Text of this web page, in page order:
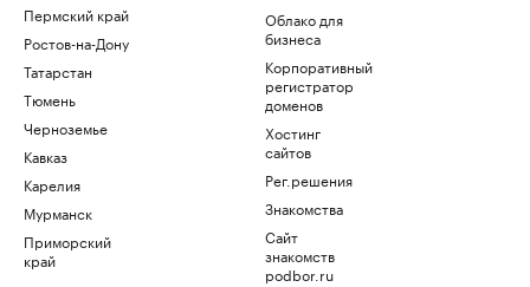
Пермский край
Ростов-на-Дону
Татарстан
Тюмень
Черноземье
Кавказ
Карелия
Мурманск
Приморский
край
Облако для
бизнеса
Корпоративный
регистратор
доменов
Хостинг
сайтов
Рег.решения
Знакомства
Сайт
знакомств
podbor.ru